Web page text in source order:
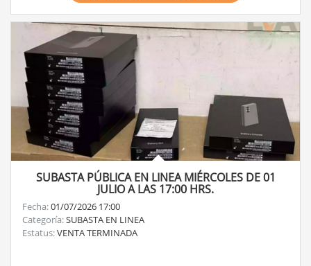
SUBASTA PÚBLICA EN LINEA MIÉRCOLES DE 01
JULIO A LAS 17:00 HRS.
Fecha:01/07/2026 17:00
Categoría:SUBASTA EN LINEA
Estatus:VENTA TERMINADA